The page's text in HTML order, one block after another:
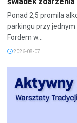
Ponad 2,5 promila
parkingu przy jednym
Fordem w...
2026-08-07